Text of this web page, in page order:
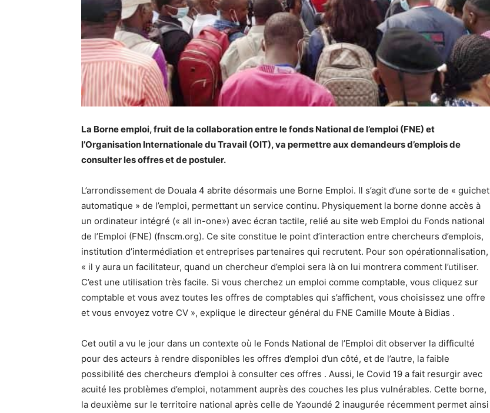
La Borne emploi, fruit de la collaboration entre le fonds National de l’emploi (FNE) et
l’Organisation Internationale du Travail (OIT), va permettre aux demandeurs d’emplois de
consulter les offres et de postuler.
L’arrondissement de Douala 4 abrite désormais une Borne Emploi. Il s’agit d’une sorte de « guichet
automatique » de l’emploi, permettant un service continu. Physiquement la borne donne accès à
un ordinateur intégré (« all in-one») avec écran tactile, relié au site web Emploi du Fonds national
de l’Emploi (FNE) (fnscm.org). Ce site constitue le point d’interaction entre chercheurs d’emplois,
institution d’intermédiation et entreprises partenaires qui recrutent. Pour son opérationnalisation,
« il y aura un facilitateur, quand un chercheur d’emploi sera là on lui montrera comment l’utiliser.
C’est une utilisation très facile. Si vous cherchez un emploi comme comptable, vous cliquez sur
comptable et vous avez toutes les offres de comptables qui s’affichent, vous choisissez une offre
et vous envoyez votre CV », explique le directeur général du FNE Camille Moute à Bidias .
Cet outil a vu le jour dans un contexte où le Fonds National de l’Emploi dit observer la difficulté
pour des acteurs à rendre disponibles les offres d’emploi d’un côté, et de l’autre, la faible
possibilité des chercheurs d’emploi à consulter ces offres . Aussi, le Covid 19 a fait resurgir avec
acuité les problèmes d’emploi, notamment auprès des couches les plus vulnérables. Cette borne,
la deuxième sur le territoire national après celle de Yaoundé 2 inaugurée récemment permet ainsi